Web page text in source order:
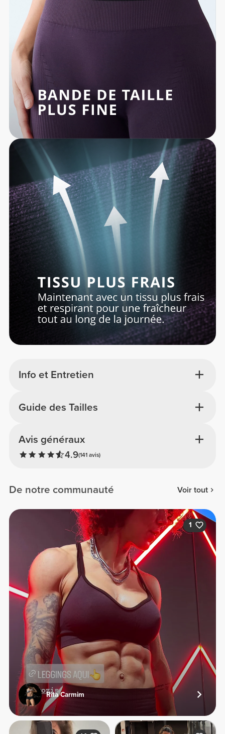
Info et Entretien
Avis généraux
4.9(141 avis)
Guide des Tailles
De notre communauté Voir tout
1
Rita Carmim